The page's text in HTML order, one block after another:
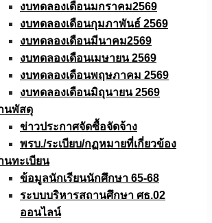
งบทดลองเดือนมกราคม2569
งบทดลองเดือนกุมภาพันธ์ 2569
งบทดลองเดือนมีนาคม2569
งบทดลองเดือนเมษายน 2569
งบทดลองเดือนพฤษภาคม 2569
งบทดลองเดือนมิถุนายน 2569
นพัสดุ
ข่าวประกาศจัดซื้อจัดจ้าง
พรบ./ระเบียบ/กฏหมายที่เกี่ยวข้อง
นทะเบียน
ข้อมูลนักเรียนนักศึกษา 65-68
ระบบบริหารสถานศึกษา ศธ.02
ออนไลน์